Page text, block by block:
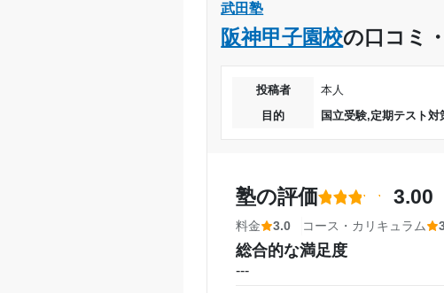
武田塾
阪神甲子園校の口コミ
投稿者 本人
目的
国立受験,定期テスト対
塾の評価 3.00
料金 3.0 コース・カリキュラム
総合的な満足度
---